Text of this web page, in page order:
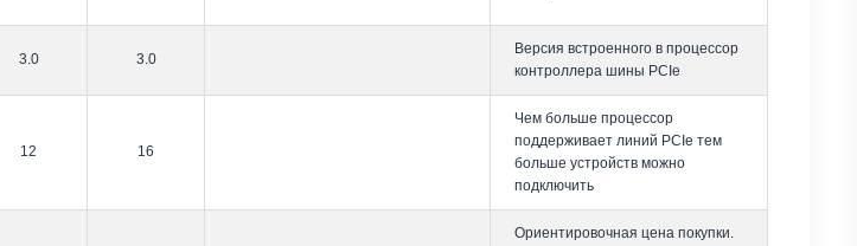
3.0 3.0
Версия встроенного в процессор
контроллера шины PCIe
12 16
Чем больше процессор
поддерживает линий PCIe тем
больше устройств можно
подключить
Ориентировочная цена покупки.